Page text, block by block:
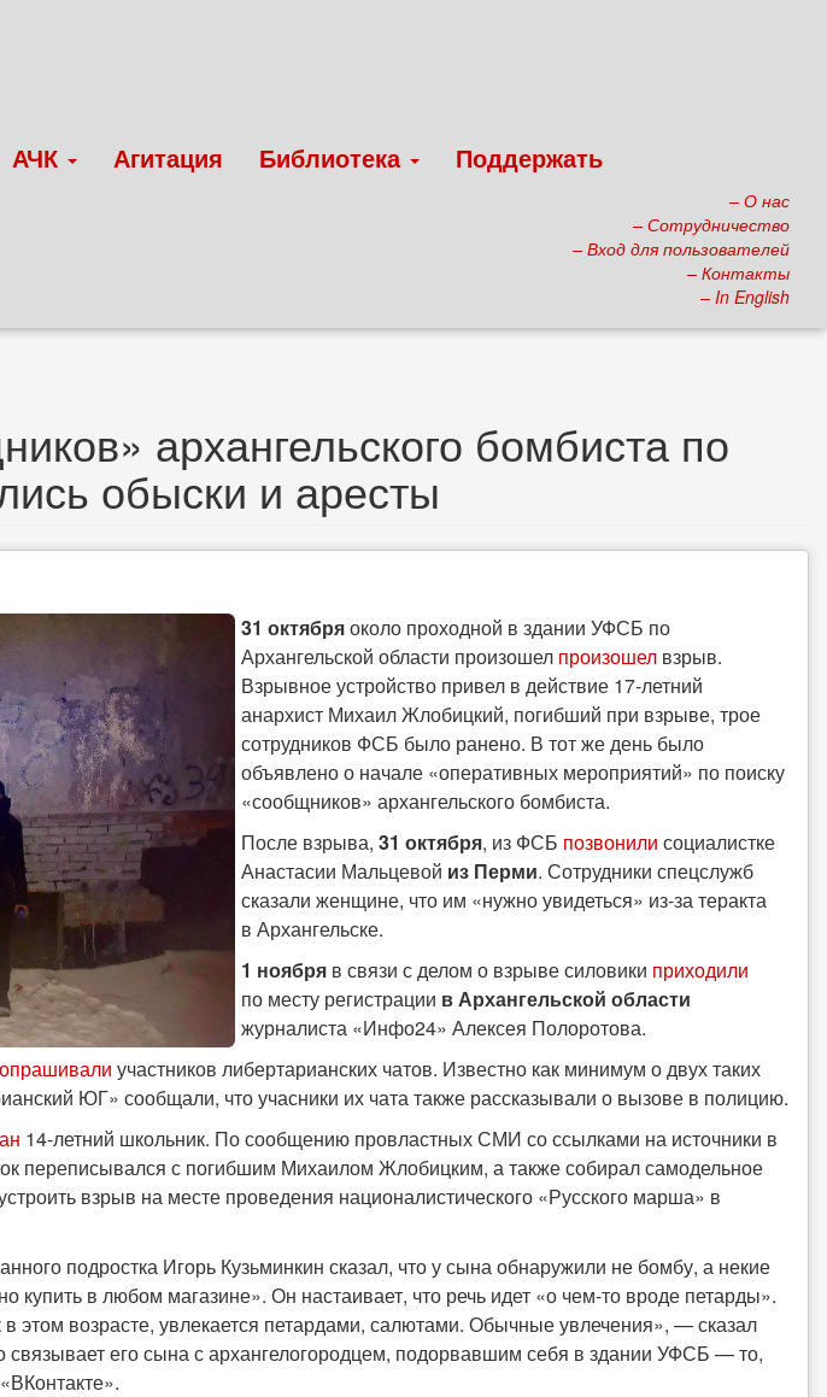
АЧК Агитация Библиотека Поддержать
– О нас
– Сотрудничество
– Вход для пользователей
– Контакты
– In English
архангельского бомбиста по
обыски и аресты
31 октябряоколо проходной в здании УФСБ по
Архангельской области произошел произошел взрыв.
Взрывное устройство привел в действие 17-летний
анархист Михаил Жлобицкий, погибший при взрыве, трое
сотрудников ФСБ было ранено. В тот же день было
объявлено о начале «оперативных мероприятий» по поиску
«сообщников» архангельского бомбиста.
После взрыва, 31 октября, из ФСБ позвонили социалистке
Анастасии Мальцевой из Перми. Сотрудники спецслужб
сказали женщине, что им «нужно увидеться» из-за теракта
в Архангельске.
1 ноября в связи с делом о взрыве силовики приходили
по месту регистрации в Архангельской области
журналиста «Инфо24» Алексея Полоротова.
опрашивали участников либертарианских чатов. Известно как минимум о двух таких
ЮГ» сообщали, что учасники их чата также рассказывали о вызове в полицию.
14-летний школьник. По сообщению провластных СМИ со ссылками на источники в
переписывался с погибшим Михаилом Жлобицким, а также собирал самодельное
взрыв на месте проведения националистического «Русского марша» в
подростка Игорь Кузьминкин сказал, что у сына обнаружили не бомбу, а некие
купить в любом магазине». Он настаивает, что речь идет «о чем-то вроде петарды».
этом возрасте, увлекается петардами, салютами. Обычные увлечения», — сказал
связывает его сына с архангелогородцем, подорвавшим себя в здании УФСБ — то,